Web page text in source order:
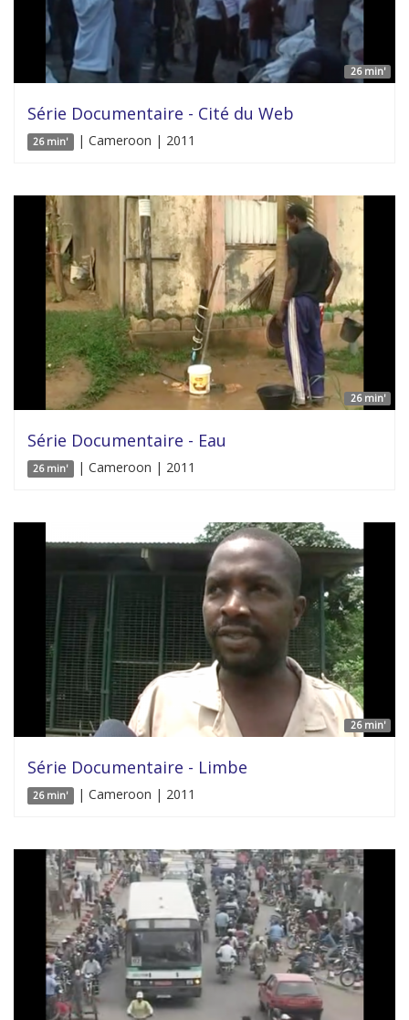
26 min'
Série Documentaire - Cité du Web
26 min' | Cameroon | 2011
26 min'
Série Documentaire - Eau
26 min' | Cameroon | 2011
26 min'
Série Documentaire - Limbe
26 min' | Cameroon | 2011